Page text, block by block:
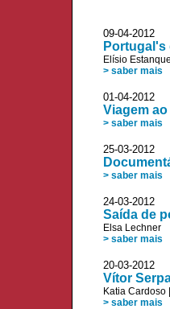
09-04-
Portugal's
Elísio
> saber mais
01-04-2012
Viagem
> saber mais
25-03-2012
> saber mais
24-03-2012
Saída de
Elsa Lechner
> saber mais
20-03-2012
Vítor
Katia Cardoso
> saber mais